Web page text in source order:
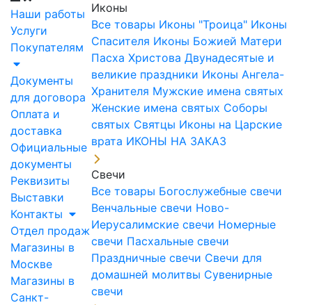
Наши работы
Услуги
Покупателям
Документы
для договора
Оплата и
доставка
Официальные
документы
Реквизиты
Выставки
Контакты
Отдел продаж
Магазины в
Москве
Магазины в
Санкт-
Иконы
Все товары Иконы "Троица" Иконы
Спасителя Иконы Божией Матери
Пасха Христова Двунадесятые и
великие праздники Иконы Ангела-
Хранителя Мужские имена святых
Женские имена святых Соборы
святых Святцы Иконы на Царские
врата ИКОНЫ НА ЗАКАЗ
Свечи
Все товары Богослужебные свечи
Венчальные свечи Ново-
Иерусалимские свечи Номерные
свечи Пасхальные свечи
Праздничные свечи Свечи для
домашней молитвы Сувенирные
свечи